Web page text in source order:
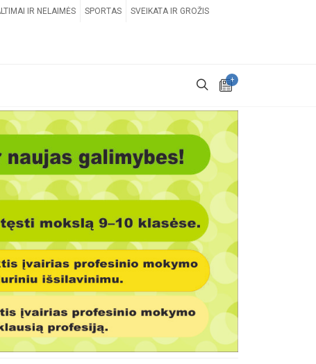
IR NELAIMĖS SPORTAS SVEIKATA IR GROŽIS
+